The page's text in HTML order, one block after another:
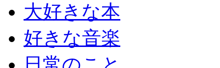
大好きな本
好きな音楽